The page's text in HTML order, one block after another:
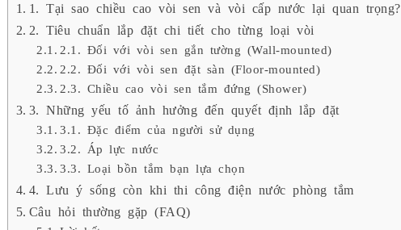
1. Tại sao chiều cao vòi sen và vòi cấp nước lại quan trọng?
2. Tiêu chuẩn lắp đặt chi tiết cho từng loại vòi
2.1. Đối với vòi sen gắn tường (Wall-mounted)
2.2. Đối với vòi sen đặt sàn (Floor-mounted)
2.3. Chiều cao vòi sen tắm đứng (Shower)
3. Những yếu tố ảnh hưởng đến quyết định lắp đặt
3.1. Đặc điểm của người sử dụng
3.2. Áp lực nước
3.3. Loại bồn tắm bạn lựa chọn
4. Lưu ý sống còn khi thi công điện nước phòng tắm
Câu hỏi thường gặp (FAQ)